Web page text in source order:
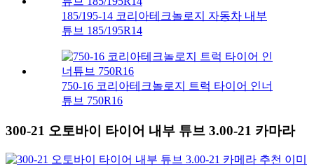
185/195-14 코리아테크놀로지 자동차 내부
튜브 185/195R14
750-16 코리아테크놀로지 트럭 타이어 인너
튜브 750R16
300-21 오토바이 타이어 내부 튜브 3.00-21 카마라